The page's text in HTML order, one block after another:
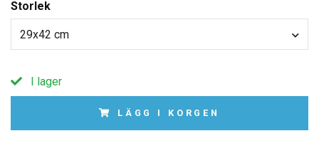
Storlek
29x42 cm
I lager
LÄGG I KORGEN